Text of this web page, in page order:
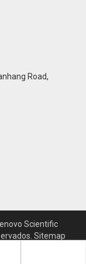
Road,
Scientific
Sitemap